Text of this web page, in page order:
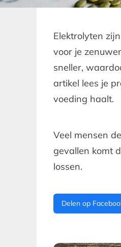
Elektrolyten
voor je
sneller,
artikel lees je
voeding haalt.
Veel mensen
gevallen komt
lossen.
Delen op